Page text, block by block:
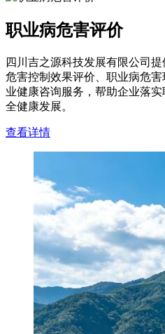
职业病危害评价
四川吉之源科技发展有限公司
危害控制效果评价、职业病危
业健康咨询服务，帮助企业落
全健康发展。
查看详情